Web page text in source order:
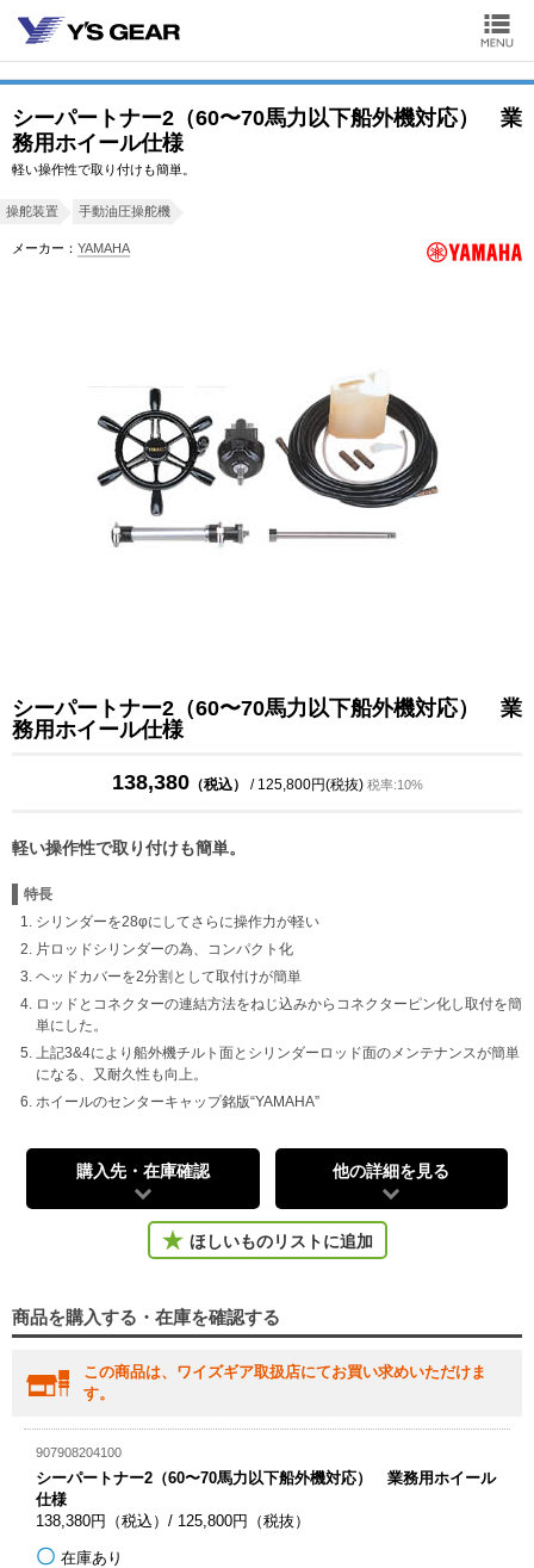
シーパートナー2（60〜70馬力以下船外機対応） 業
務用ホイール仕様
軽い操作性で取り付けも簡単。
操舵装置 手動油圧操舵機
メーカー： YAMAHA
シーパートナー2（60〜70馬力以下船外機対応） 業
務用ホイール仕様
138,380（税込） / 125,800円(税抜) 税率:10%
軽い操作性で取り付けも簡単。
特長
シリンダーを28φにしてさらに操作力が軽い
片ロッドシリンダーの為、コンパクト化
ヘッドカバーを2分割として取付けが簡単
ロッドとコネクターの連結方法をねじ込みからコネクターピン化し取付を簡
単にした。
上記3&4により船外機チルト面とシリンダーロッド面のメンテナンスが簡単
になる、又耐久性も向上。
ホイールのセンターキャップ銘版“YAMAHA”
購入先・在庫確認 他の詳細を見る
ほしいものリストに追加
商品を購入する・在庫を確認する
この商品は、ワイズギア取扱店にてお買い求めいただけま
す。
907908204100
シーパートナー2（60〜70馬力以下船外機対応） 業務用ホイール
仕様
138,380円（税込）/ 125,800円（税抜）
在庫あり